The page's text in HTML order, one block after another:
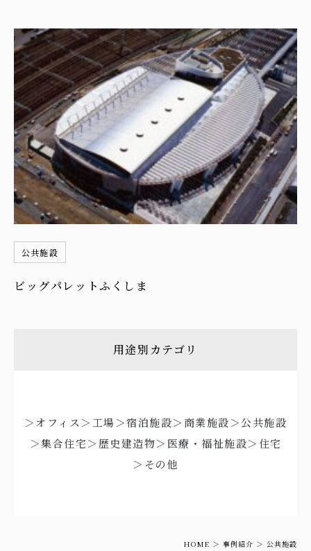
公共施設
ビッグパレットふくしま
用途別カテゴリ
＞オフィス ＞工場 ＞宿泊施設＞商業施設＞公共施設
＞集合住宅＞歴史建造物＞医療・福祉施設＞住宅
＞その他
HOME 事例紹介 公共施設